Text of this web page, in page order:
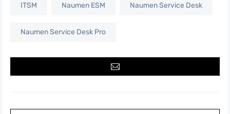
ITSM Naumen ESM Naumen Service Desk
Naumen Service Desk Pro